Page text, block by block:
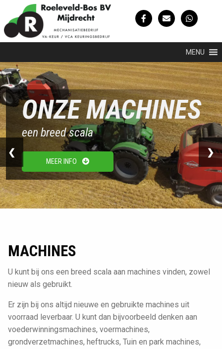
MENU
ONZE MACHINES
een breed scala
MEER INFO
❮ ❯
MACHINES
U kunt bij ons een breed scala aan machines vinden, zowel
nieuw als gebruikt.
Er zijn bij ons altijd nieuwe en gebruikte machines uit
voorraad leverbaar. U kunt dan bijvoorbeeld denken aan
voederwinningsmachines, voermachines,
grondverzetmachines, heftrucks, Tuin en park machines,